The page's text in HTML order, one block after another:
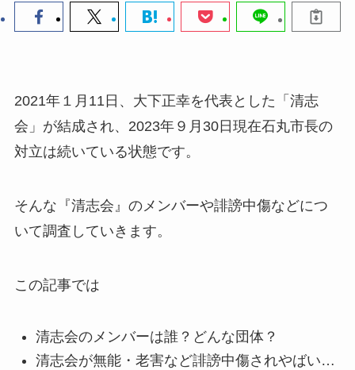
2021年１月11日、大下正幸を代表とした「清志
会」が結成され、2023年９月30日現在石丸市長の
対立は続いている状態です。
そんな『清志会』のメンバーや誹謗中傷などにつ
いて調査していきます。
この記事では
清志会のメンバーは誰？どんな団体？
清志会が無能・老害など誹謗中傷されやばい…